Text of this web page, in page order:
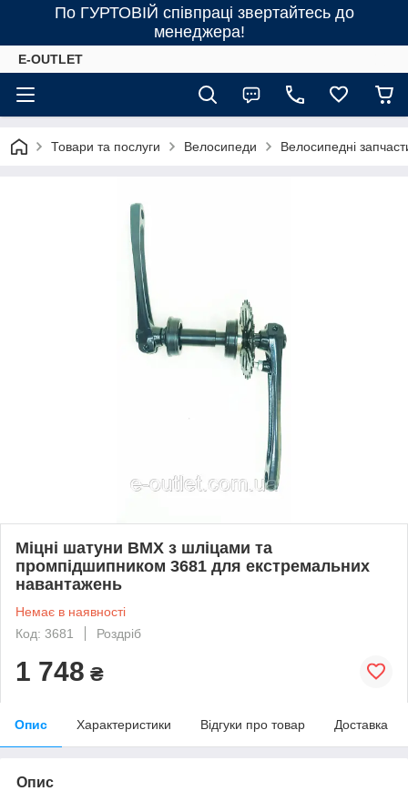
По ГУРТОВІЙ співпраці звертайтесь до
менеджера!
E-OUTLET
Товари та послуги Велосипеди Велосипедні
Міцні шатуни BMX з шліцами та
промпідшипником 3681 для екстремальних
навантажень
Немає в наявності
Код: 3681
Роздріб
1 748 ₴
Опис Характеристики Відгуки про товар Доставка
Опис